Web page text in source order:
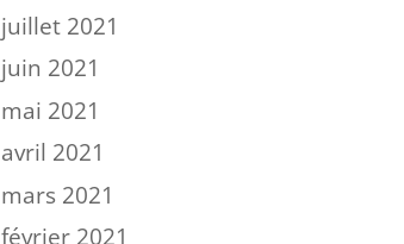
juillet 2021
juin 2021
mai 2021
avril 2021
mars 2021
février 2021